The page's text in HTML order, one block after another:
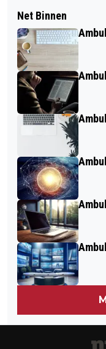
Net Binnen